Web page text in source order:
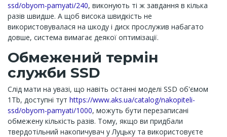
ssd/obyom-pamyati/240, виконують ті ж завдання в кілька
разів швидше. А щоб висока швидкість не
використовувалася на шкоду і диск прослужив набагато
довше, система вимагає деякої оптимізації.
Обмежений термін
служби SSD
Слід мати на увазі, що навіть останні моделі SSD об'ємом
1Tb, доступні тут https://www.aks.ua/catalog/nakopiteli-
ssd/obyom-pamyati/1000, можуть бути перезаписані
обмежену кількість разів. Тому, якщо ви придбали
твердотільний накопичувач у Луцьку та використовуєте